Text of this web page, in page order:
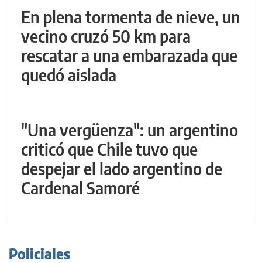
En plena tormenta de nieve, un
vecino cruzó 50 km para
rescatar a una embarazada que
quedó aislada
"Una vergüenza": un argentino
criticó que Chile tuvo que
despejar el lado argentino de
Cardenal Samoré
Policiales